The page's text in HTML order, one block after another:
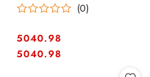
(0)
Cena:
5040.98
Cena:
5040.98